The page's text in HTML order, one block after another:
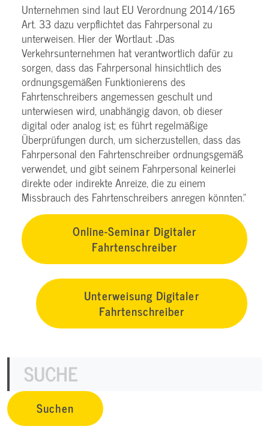
Unternehmen sind laut EU Verordnung 2014/165
Art. 33 dazu verpflichtet das Fahrpersonal zu
unterweisen. Hier der Wortlaut: „Das
Verkehrsunternehmen hat verantwortlich dafür zu
sorgen, dass das Fahrpersonal hinsichtlich des
ordnungsgemäßen Funktionierens des
Fahrtenschreibers angemessen geschult und
unterwiesen wird, unabhängig davon, ob dieser
digital oder analog ist; es führt regelmäßige
Überprüfungen durch, um sicherzustellen, dass das
Fahrpersonal den Fahrtenschreiber ordnungsgemäß
verwendet, und gibt seinem Fahrpersonal keinerlei
direkte oder indirekte Anreize, die zu einem
Missbrauch des Fahrtenschreibers anregen könnten.“
Online-Seminar Digitaler
Fahrtenschreiber
Unterweisung Digitaler
Fahrtenschreiber